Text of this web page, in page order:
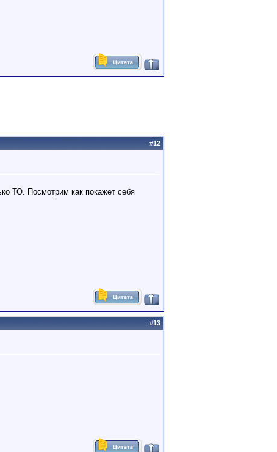
#12
ТО. Посмотрим как покажет себя
#13